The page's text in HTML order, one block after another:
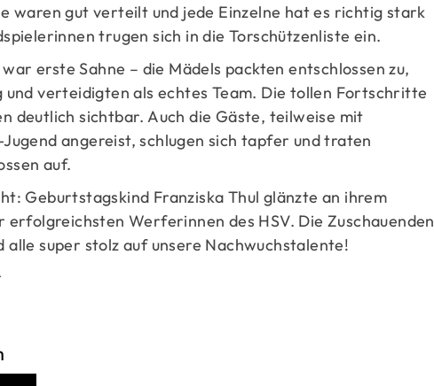
waren gut verteilt und jede Einzelne hat es richtig stark
trugen sich in die Torschützenliste ein.
erste Sahne – die Mädels packten entschlossen zu,
und verteidigten als echtes Team. Die tollen Fortschritte
deutlich sichtbar. Auch die Gäste, teilweise mit
angereist, schlugen sich tapfer und traten
auf.
Geburtstagskind Franziska Thul glänzte an ihrem
erfolgreichsten Werferinnen des HSV. Die Zuschauenden
super stolz auf unsere Nachwuchstalente!